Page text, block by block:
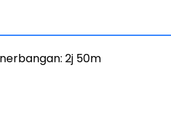
2j 50m